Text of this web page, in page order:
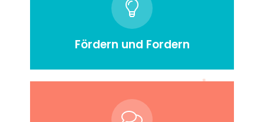
Fördern und Fordern